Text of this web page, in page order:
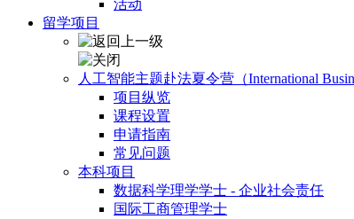
活动
留学项目
人工智能主题赴法夏令营（International
项目纵览
课程设置
申请指南
常见问题
本科项目
数据科学理学学士 - 企业社会责任
国际工商管理学士